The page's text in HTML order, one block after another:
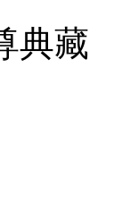
典藏